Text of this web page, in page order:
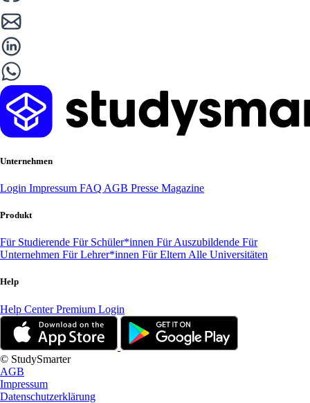
Unternehmen
Login Impressum FAQ AGB Presse Magazine
Produkt
Für Studierende Für Schüler*innen Für Auszubildende Für
Unternehmen Für Lehrer*innen Für Eltern Alle Universitäten
Help
Help CenterPremium Login
© StudySmarter
AGB
Impressum
Datenschutzerklärung